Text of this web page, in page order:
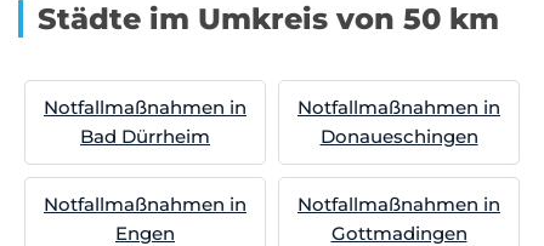
Städte im Umkreis von 50 km
Notfallmaßnahmen in
Bad Dürrheim
Notfallmaßnahmen in
Donaueschingen
Notfallmaßnahmen in
Engen
Notfallmaßnahmen in
Gottmadingen